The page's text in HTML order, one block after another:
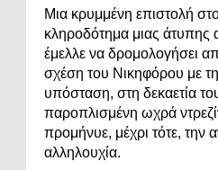
Μια κρυμμένη επιστολή
κληροδότημα μιας άτυπης
έμελλε να δρομολογήσει
σχέση του Νικηφόρου με
υπόσταση, στη δεκαετία
παροπλισμένη ωχρά
προμήνυε, μέχρι τότε, την
αλληλουχία.